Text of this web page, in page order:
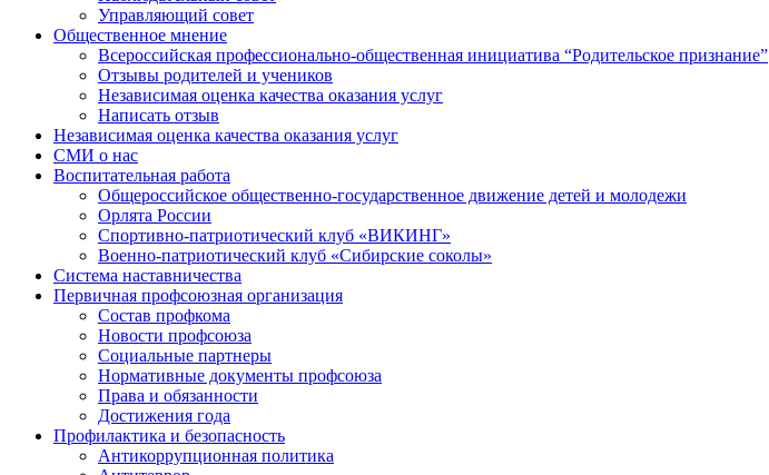
Управляющий совет
Общественное мнение
Всероссийская профессионально-общественная инициатива “Родительское признание”
Отзывы родителей и учеников
Независимая оценка качества оказания услуг
Написать отзыв
Независимая оценка качества оказания услуг
СМИ о нас
Воспитательная работа
Общероссийское общественно-государственное движение детей и молодежи
Орлята России
Спортивно-патриотический клуб «ВИКИНГ»
Военно-патриотический клуб «Сибирские соколы»
Система наставничества
Первичная профсоюзная организация
Состав профкома
Новости профсоюза
Социальные партнеры
Нормативные документы профсоюза
Права и обязанности
Достижения года
Профилактика и безопасность
Антикоррупционная политика